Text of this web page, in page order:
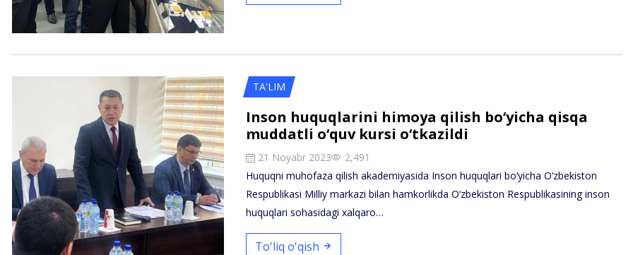
TA'LIM
Inson huquqlarini himoya qilish bo‘yicha qisqa
muddatli o‘quv kursi o‘tkazildi
21 Noyabr 2023
2,491
Huquqni muhofaza qilish akademiyasida Inson huquqlari bo‘yicha O‘zbekiston
Respublikasi Milliy markazi bilan hamkorlikda O‘zbekiston Respublikasining inson
huquqlari sohasidagi xalqaro…
To'liq o'qish